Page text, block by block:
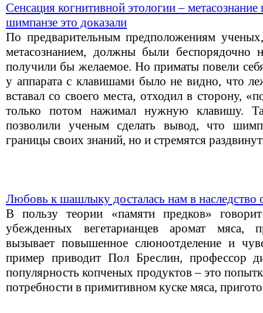
Сенсация когнитивной этологии –
шимпанзе это доказали
По предварительным предположениям
метасознанием, должны были беспорядочно
получили бы желаемое. Но приматы повели
у аппарата с клавишами было не видно, что
вставал со своего места, отходил в сторону,
только потом нажимал нужную клавишу.
позволили ученым сделать вывод, что
границы своих знаний, но и стремятся
Любовь к шашлыку досталась нам в наследство
В пользу теории «памяти предков»
убежденных вегетарианцев аромат мяса,
вызывает повышенное слюноотделение и
пример приводит Пол Бреслин, профессор
популярность копченых продуктов – это
потребности в примитивном куске мяса,